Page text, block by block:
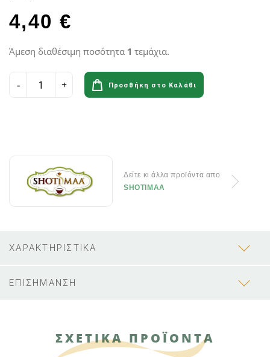
4,40 €
Άμεση διαθέσιμη ποσότητα 1 τεμάχια.
Προσθήκη στο Καλάθι
Δείτε κι άλλα προϊόντα απο
SHOTIMAA
ΧΑΡΑΚΤΗΡΙΣΤΙΚΑ
ΕΠΙΣΗΜΑΝΣΗ
ΣΧΕΤΙΚΑ ΠΡΟΪΟΝΤΑ